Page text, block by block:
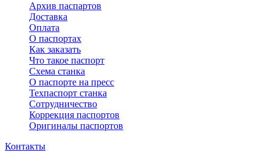
Архив паспартов
Доставка
Оплата
О паспортах
Как заказать
Что такое паспорт
Схема станка
О паспорте на пресс
Техпаспорт станка
Сотрудничество
Коррекция паспортов
Оригиналы паспортов
Контакты